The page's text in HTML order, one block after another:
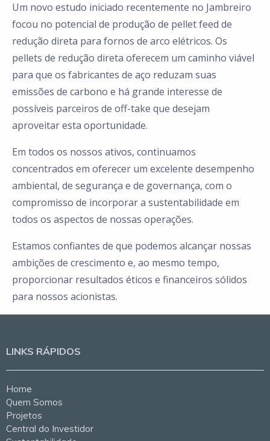
Um novo estudo iniciado recentemente no Jambreiro
focou no potencial de produção de pellet feed de
redução direta para fornos de arco elétricos. Os
pellets de redução direta oferecem um caminho viável
para que os fabricantes de aço reduzam suas
emissões de carbono e há grande interesse de
possíveis parceiros de off-take que desejam
aproveitar esta oportunidade.
Em todos os nossos ativos, continuamos
concentrados em oferecer um excelente desempenho
ambiental, de segurança e de governança, com o
compromisso de incorporar a sustentabilidade em
todos os aspectos de nossas operações.
Estamos confiantes de que podemos alcançar nossas
ambições de crescimento e, ao mesmo tempo,
proporcionar resultados éticos e financeiros sólidos
para nossos acionistas.
LINKS RÁPIDOS
Home
Quem Somos
Projetos
Central do Investidor